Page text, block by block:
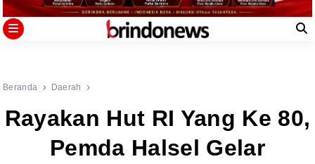
Beranda Daerah
Rayakan Hut RI Yang Ke 80,
Pemda Halsel Gelar